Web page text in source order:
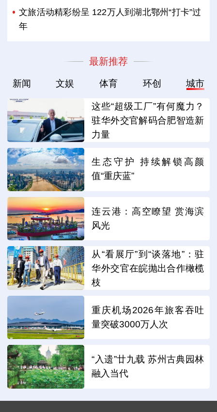
文旅活动精彩纷呈 122万人到湖北鄂州“打卡”过
年
最新推荐
新闻 文娱 体育 环创 城市
这些“超级工厂”有何魔力？
驻华外交官解码合肥智造新
力量
生态守护 持续解锁高颜
值“重庆蓝”
连云港：高空瞭望 赏海滨
风光
从“看展厅”到“谈落地”：驻
华外交官在皖抛出合作橄榄
枝
重庆机场2026年旅客吞吐
量突破3000万人次
“入遗”廿九载 苏州古典园林
融入当代